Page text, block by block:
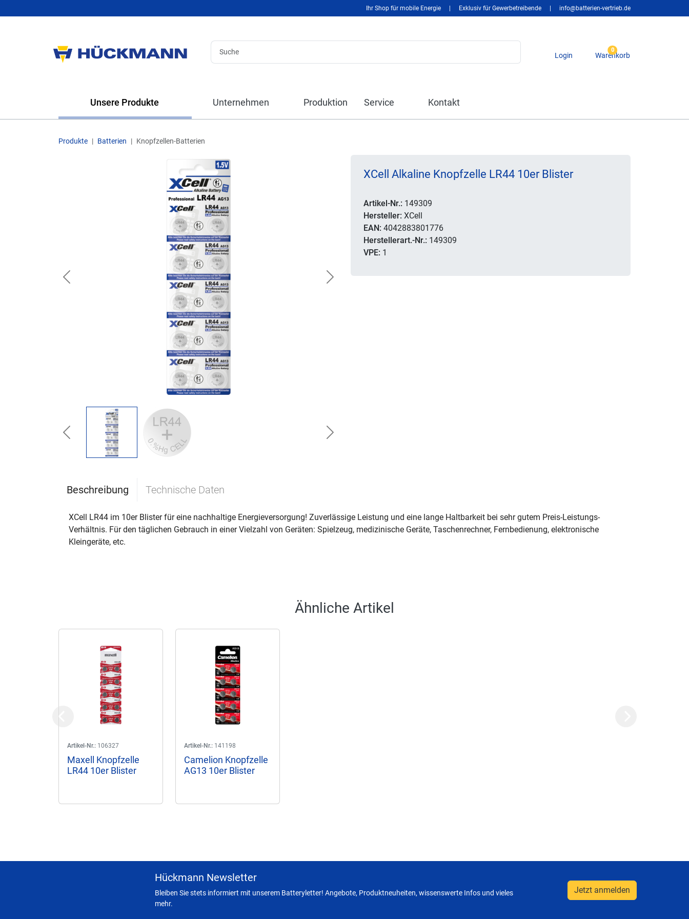
Ihr Shop für mobile Energie Exklusiv für Gewerbetreibende info@batterien-vertrieb.de
Login
0
Warenkorb
Unsere Produkte Unternehmen Produktion Service Kontakt
Produkte Batterien Knopfzellen-Batterien
Previous Next
Previous Next
XCell Alkaline Knopfzelle LR44 10er Blister
Artikel-Nr.: 149309
Hersteller: XCell
EAN: 4042883801776
Herstellerart.-Nr.: 149309
VPE: 1
Beschreibung Technische Daten
XCell LR44 im 10er Blister für eine nachhaltige Energieversorgung! Zuverlässige Leistung und eine lange Haltbarkeit bei sehr gutem Preis-Leistungs-
Verhältnis. Für den täglichen Gebrauch in einer Vielzahl von Geräten: Spielzeug, medizinische Geräte, Taschenrechner, Fernbedienung, elektronische
Kleingeräte, etc.
Ähnliche Artikel
Artikel-Nr.: 106327
Maxell Knopfzelle
LR44 10er Blister
Artikel-Nr.: 141198
Camelion Knopfzelle
AG13 10er Blister
Hückmann Newsletter
Bleiben Sie stets informiert mit unserem Batteryletter! Angebote, Produktneuheiten, wissenswerte Infos und vieles
mehr.
Jetzt anmelden